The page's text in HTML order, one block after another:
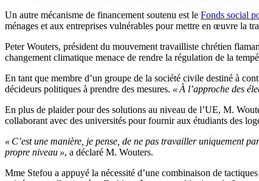
Un autre mécanisme de financement soutenu est le Fonds social
ménages et aux entreprises vulnérables pour mettre en œuvre la
Peter Wouters, président du mouvement travailliste chrétien
changement climatique menace de rendre la régulation de la
En tant que membre d’un groupe de la société civile destiné à
décideurs politiques à prendre des mesures. « À l’approche des
En plus de plaider pour des solutions au niveau de l’UE, M.
collaborant avec des universités pour fournir aux étudiants des
« C’est une manière, je pense, de ne pas travailler uniquement
propre niveau », a déclaré M. Wouters.
Mme Stefou a appuyé la nécessité d’une combinaison de